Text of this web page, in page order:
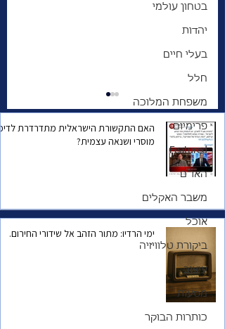
בטחון עולמי
יהדות
בעלי חיים
חלל
משפחת המלוכה
פרימיום
Featured
האו"ם
משבר האקלים
אוכל
ביקורת טלוויזיה
עיצוב
מסעות
כותרות הבוקר
ההסלמה התקשורתית
והקו המחבר בין
אוקטובר 2000 למאי 21
האם התקשורת הישראלית מתדרדרת
מוסרי ושנאה עצמית?
ימי הרדיו: מתור הזהב אל שידורי החירום.